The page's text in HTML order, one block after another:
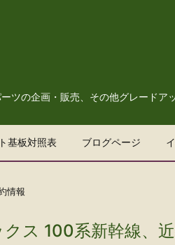
ツの企画・販売、その他グレード
基板対照表 ブログページ
情報
クス 100系新幹線、